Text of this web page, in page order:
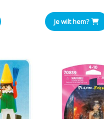
Je wilt hem?